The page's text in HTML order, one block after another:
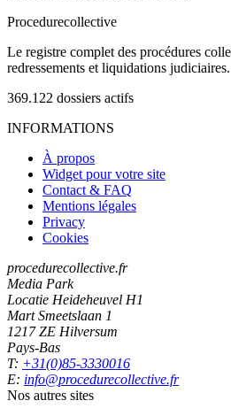
Procedurecollective
Le registre complet des procédures
redressements et liquidations judiciaires.
369.122 dossiers actifs
INFORMATIONS
À propos
Widget pour votre site
Contact & FAQ
Mentions légales
Privacy
Cookies
procedurecollective.fr
Media Park
Locatie Heideheuvel H1
Mart Smeetslaan 1
1217 ZE Hilversum
Pays-Bas
T: +31(0)85-3330016
E: info@procedurecollective.fr
Nos autres sites